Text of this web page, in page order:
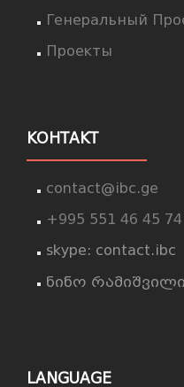
Генеральный
Проекты
КОНТАКТ
contact@ibc.ge
+995 551 46 45 74
skype: contact.ibc
ნინო
LANGUAGE